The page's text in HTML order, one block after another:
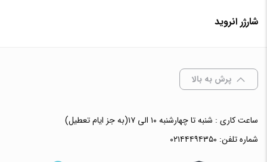
گارانتی
شارژر انروید
پرش به بالا
ساعت کاری : شنبه تا چهارشنبه ۱۰ الی ۱۷(به جز ایام تعطیل)
شماره تلفن: ۰۲۱۴۴۴۹۴۳۵۰